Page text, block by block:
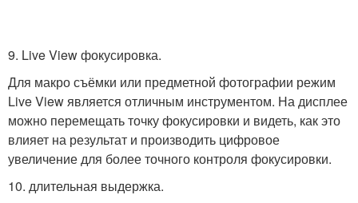
9. Live View фокусировка.
Для макро съёмки или предметной фотографии режим
Live View является отличным инструментом. На дисплее
можно перемещать точку фокусировки и видеть, как это
влияет на результат и производить цифровое
увеличение для более точного контроля фокусировки.
10. длительная выдержка.